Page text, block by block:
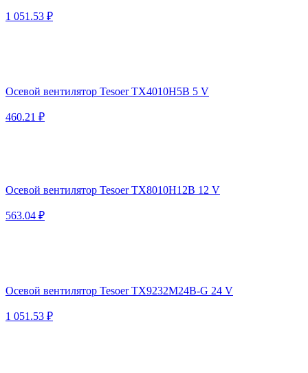
1 051.53 ₽
Осевой вентилятор Tesoer TX4010H5B 5 V
460.21 ₽
Осевой вентилятор Tesoer TX8010H12B 12 V
563.04 ₽
Осевой вентилятор Tesoer TX9232M24B-G 24 V
1 051.53 ₽